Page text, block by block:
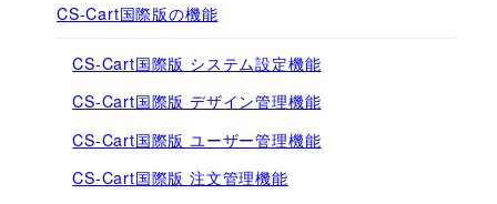
CS-Cart国際版の機能
CS-Cart国際版 システム設定機能
CS-Cart国際版 デザイン管理機能
CS-Cart国際版 ユーザー管理機能
CS-Cart国際版 注文管理機能